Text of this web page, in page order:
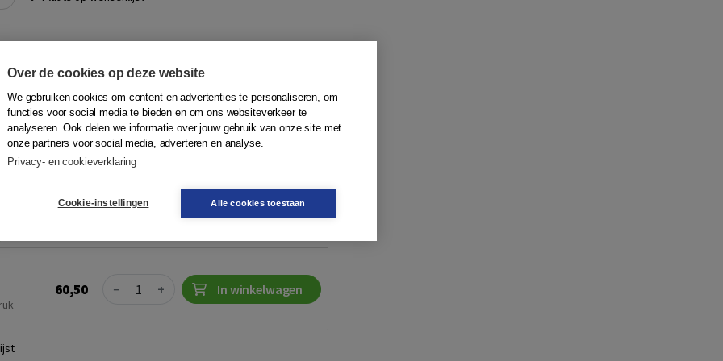
klachten en geschillen zorg
en samenvoeging van de juridische analyses die
de evaluatie van de Wet kwaliteit, klachten en geschillen
maakte deel uit van het...Meer
Quantity In winkelwagen
60,50 Quantity
− + In winkelwagen
Over de cookies op deze website
We gebruiken cookies om content en advertenties te personaliseren, om
functies voor social media te bieden en om ons websiteverkeer te
analyseren. Ook delen we informatie over jouw gebruik van onze site met
onze partners voor social media, adverteren en analyse.
Privacy- en cookieverklaring
Cookie-instellingen Alle cookies toestaan